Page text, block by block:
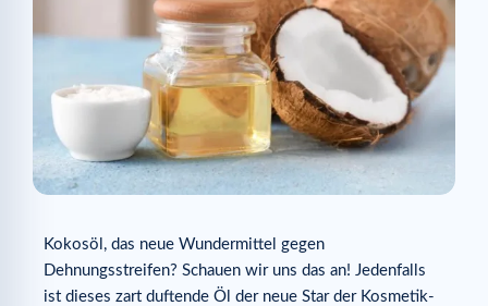
Kokosöl, das neue Wundermittel gegen
Dehnungsstreifen? Schauen wir uns das an! Jedenfalls
ist dieses zart duftende Öl der neue Star der Kosmetik-